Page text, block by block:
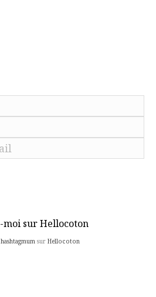
hashtagmum sur Hellocoton